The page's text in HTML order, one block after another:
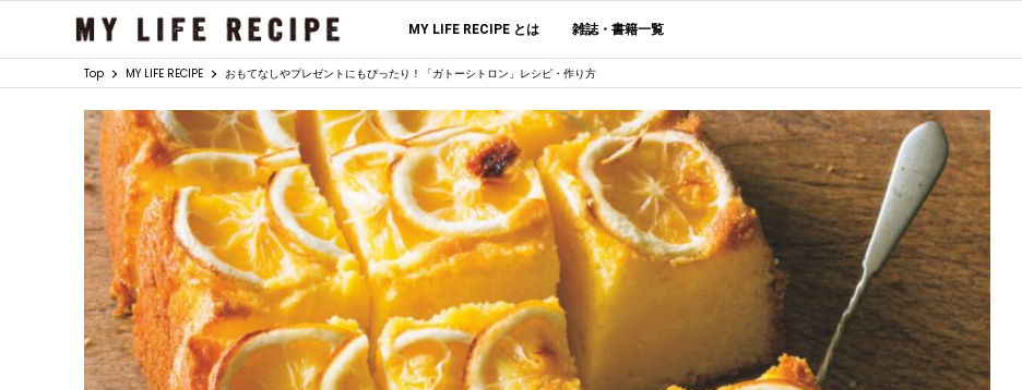
MY LIFE RECIPE とは 雑誌・書籍一覧
Top MY LIFE RECIPE おもてなしやプレゼントにもぴったり！「ガトーシトロン」レシピ・作り方